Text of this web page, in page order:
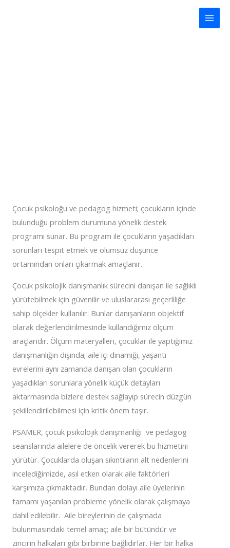
Main
Çocuk psikoloğu ve pedagog hizmeti; çocukların içinde
bulunduğu problem durumuna yönelik destek
programı sunar. Bu program ile çocukların yaşadıkları
sorunları tespit etmek ve olumsuz düşünce
ortamından onları çıkarmak amaçlanır.
Çocuk psikolojik danışmanlık sürecini danışan ile sağlıklı
yürütebilmek için güvenilir ve uluslararası geçerliliğe
sahip ölçekler kullanılır. Bunlar danışanların objektif
olarak değerlendirilmesinde kullandığımız ölçüm
araçlarıdır. Ölçüm materyalleri, çocuklar ile yaptığımız
danışmanlığın dışında; aile içi dinamiği, yaşantı
evrelerini aynı zamanda danışan olan çocukların
yaşadıkları sorunlara yönelik küçük detayları
aktarmasında bizlere destek sağlayıp sürecin düzgün
şekillendirilebilmesi için kritik önem taşır.
PSAMER, çocuk psikolojik danışmanlığı ve pedagog
seanslarında ailelere de öncelik vererek bu hizmetini
yürütür. Çocuklarda oluşan sıkıntıların alt nedenlerini
incelediğimizde, asıl etken olarak aile faktörleri
karşımıza çıkmaktadır. Bundan dolayı aile üyelerinin
tamamı yaşanılan probleme yönelik olarak çalışmaya
dahil edilebilir. Aile bireylerinin de çalışmada
bulunmasındaki temel amaç; aile bir bütündür ve
zincirin halkaları gibi birbirine bağlıdırlar. Her bir halka